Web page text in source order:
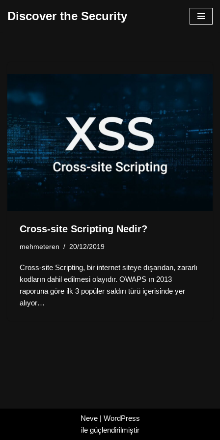
Discover the Security
Cross-site Scripting Nedir?
mehmeteren 20/12/2019
Cross-site Scripting, bir internet siteye dışarıdan, zararlı
kodların dahil edilmesi olayıdır. OWAPS ın 2013
raporuna göre ilk 3 popüler saldırı türü içerisinde yer
alıyor…
Neve| WordPress
ile güçlendirilmiştir